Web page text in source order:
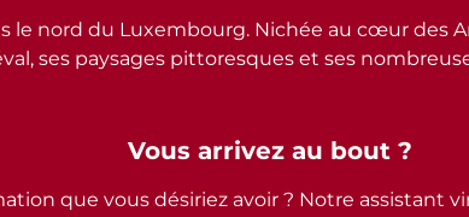
Vous arrivez au bout ?
que vous désiriez avoir ? Notre assistant
nord du Luxembourg. Nichée au cœur des
ses paysages pittoresques et ses